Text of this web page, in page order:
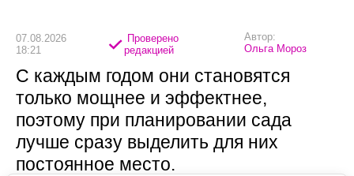
07.08.2026
18:21
Проверено
редакцией
Автор:
Ольга Мороз
С каждым годом они становятся
только мощнее и эффектнее,
поэтому при планировании сада
лучше сразу выделить для них
постоянное место.